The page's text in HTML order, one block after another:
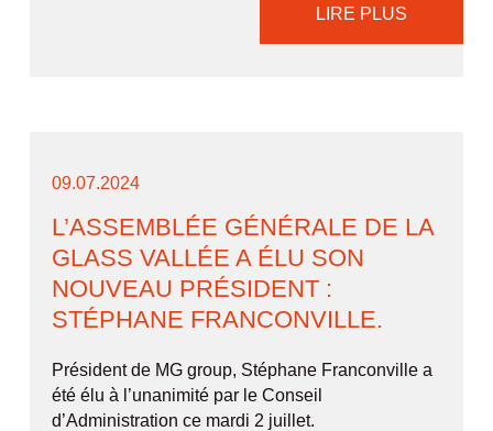
LIRE PLUS
09.07.2024
L’ASSEMBLÉE GÉNÉRALE DE LA
GLASS VALLÉE A ÉLU SON
NOUVEAU PRÉSIDENT :
STÉPHANE FRANCONVILLE.
Président de MG group, Stéphane Franconville a
été élu à l’unanimité par le Conseil
d’Administration ce mardi 2 juillet.